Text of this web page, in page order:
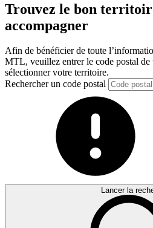
Trouvez le bon
accompagner
Afin de bénéficier de toute
MTL, veuillez entrer le code postal de
sélectionner votre territoire.
Rechercher un code postal
Lancer la